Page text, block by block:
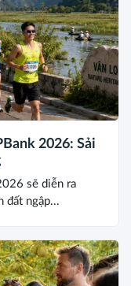
2026: Sải
sẽ diễn ra
đất ngập...